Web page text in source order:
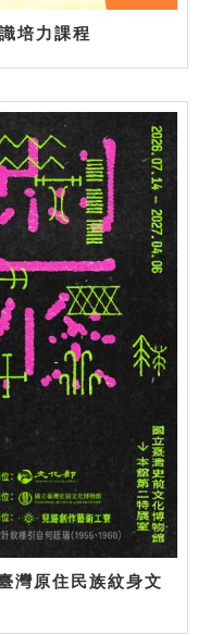
培力課程
灣原住民族紋身文